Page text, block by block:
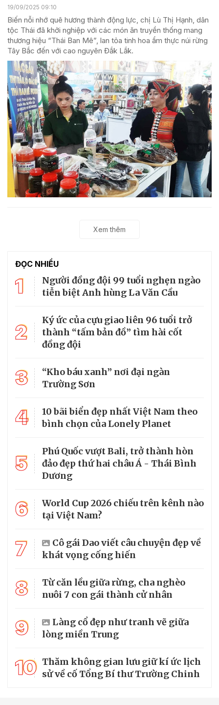
19/09/2025 09:10
Biến nỗi nhớ quê hương thành động lực, chị Lù Thị Hạnh, dân
tộc Thái đã khởi nghiệp với các món ăn truyền thống mang
thương hiệu “Thái Ban Mê”, lan tỏa tinh hoa ẩm thực núi rừng
Tây Bắc đến với cao nguyên Đắk Lắk.
Xem thêm
ĐỌC NHIỀU
1
Người đồng đội 99 tuổi nghẹn ngào
tiễn biệt Anh hùng La Văn Cầu
2
Ký ức của cựu giao liên 96 tuổi trở
thành “tấm bản đồ” tìm hài cốt
đồng đội
3
“Kho báu xanh” nơi đại ngàn
Trường Sơn
4
10 bãi biển đẹp nhất Việt Nam theo
bình chọn của Lonely Planet
5
Phú Quốc vượt Bali, trở thành hòn
đảo đẹp thứ hai châu Á - Thái Bình
Dương
6
World Cup 2026 chiếu trên kênh nào
tại Việt Nam?
7
Cô gái Dao viết câu chuyện đẹp về
khát vọng cống hiến
8
Từ căn lều giữa rừng, cha nghèo
nuôi 7 con gái thành cử nhân
9
Làng cổ đẹp như tranh vẽ giữa
lòng miền Trung
10 Thăm không gian lưu giữ kí ức lịch
sử về cố Tổng Bí thư Trường Chinh